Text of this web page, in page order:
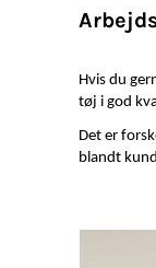
Hvis du
tøj i god
Det er
blandt
SKOLE/
FÅ ET TILBUD
LOG IND
OPRET BRUGER
INDKØBSKURV:
CAPS / HEADWEAR
JAKKER / SOFTSHELL
POSER / TASKER
SKJORTER
SELV-INDLEVERET
Børnetøj